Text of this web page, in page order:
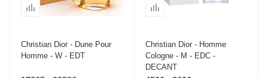
Christian Dior - Dune Pour
Homme - W - EDT
Christian Dior - Homme
Cologne - M - EDC -
DECANT